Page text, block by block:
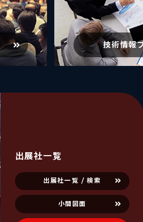
技術情報
出展社一覧
出展社一覧 / 検索
小間図面